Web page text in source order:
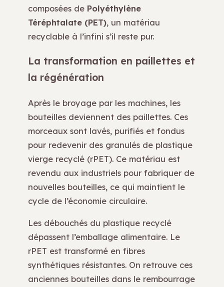
composées de Polyéthylène
Téréphtalate (PET), un matériau
recyclable à l’infini s’il reste pur.
La transformation en paillettes et
la régénération
Après le broyage par les machines, les
bouteilles deviennent des paillettes. Ces
morceaux sont lavés, purifiés et fondus
pour redevenir des granulés de plastique
vierge recyclé (rPET). Ce matériau est
revendu aux industriels pour fabriquer de
nouvelles bouteilles, ce qui maintient le
cycle de l’économie circulaire.
Les débouchés du plastique recyclé
dépassent l’emballage alimentaire. Le
rPET est transformé en fibres
synthétiques résistantes. On retrouve ces
anciennes bouteilles dans le rembourrage